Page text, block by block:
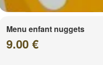
Menu enfant nuggets
9.00 €